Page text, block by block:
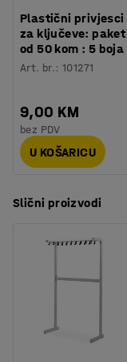
Plastični privjesci
za ključeve: paket
od 50 kom : 5 boja
Art. br.:101271
9,00 KM
bez PDV
U KOŠARICU
Slični proizvodi